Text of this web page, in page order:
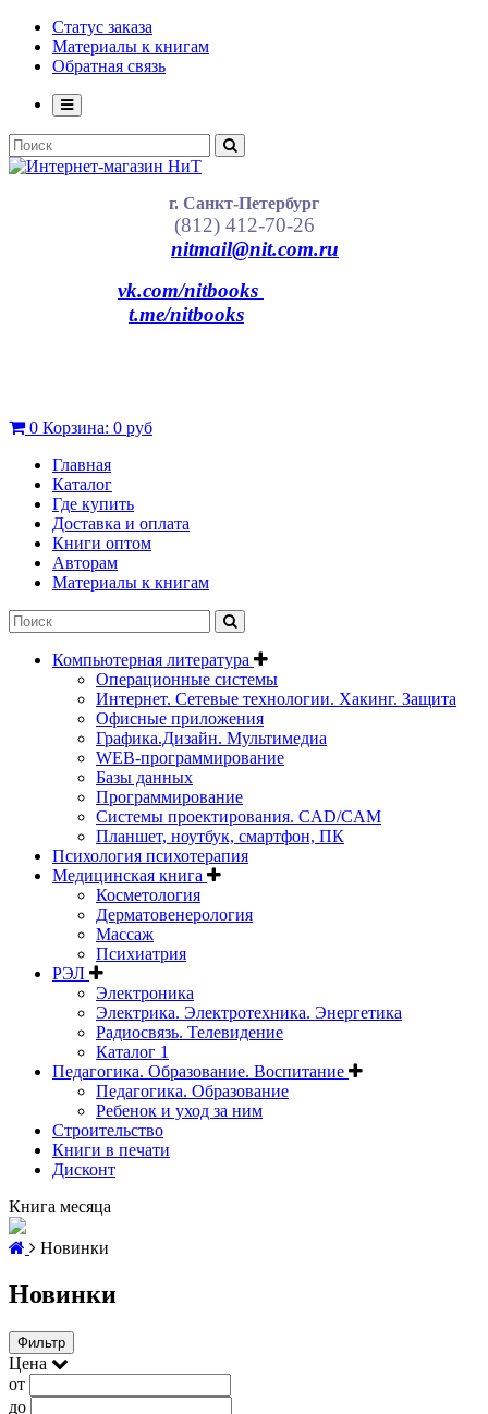
Статус заказа
Материалы к книгам
Обратная связь
г. Санкт-Петербург
(812) 412-70-26
nitmail@nit.com.ru
vk.com/nitbooks
t.me/nitbooks
0 Корзина: 0 руб
Главная
Каталог
Где купить
Доставка и оплата
Книги оптом
Авторам
Материалы к книгам
Компьютерная литература
Операционные системы
Интернет. Сетевые технологии. Хакинг. Защита
Офисные приложения
Графика.Дизайн. Мультимедиа
WEB-программирование
Базы данных
Программирование
Системы проектирования. CAD/CAM
Планшет, ноутбук, смартфон, ПК
Психология психотерапия
Медицинская книга
Косметология
Дерматовенерология
Массаж
Психиатрия
РЭЛ
Электроника
Электрика. Электротехника. Энергетика
Радиосвязь. Телевидение
Каталог 1
Педагогика. Образование. Воспитание
Педагогика. Образование
Ребенок и уход за ним
Строительство
Книги в печати
Дисконт
Книга месяца
Новинки
Новинки
Фильтр
Цена
от
до